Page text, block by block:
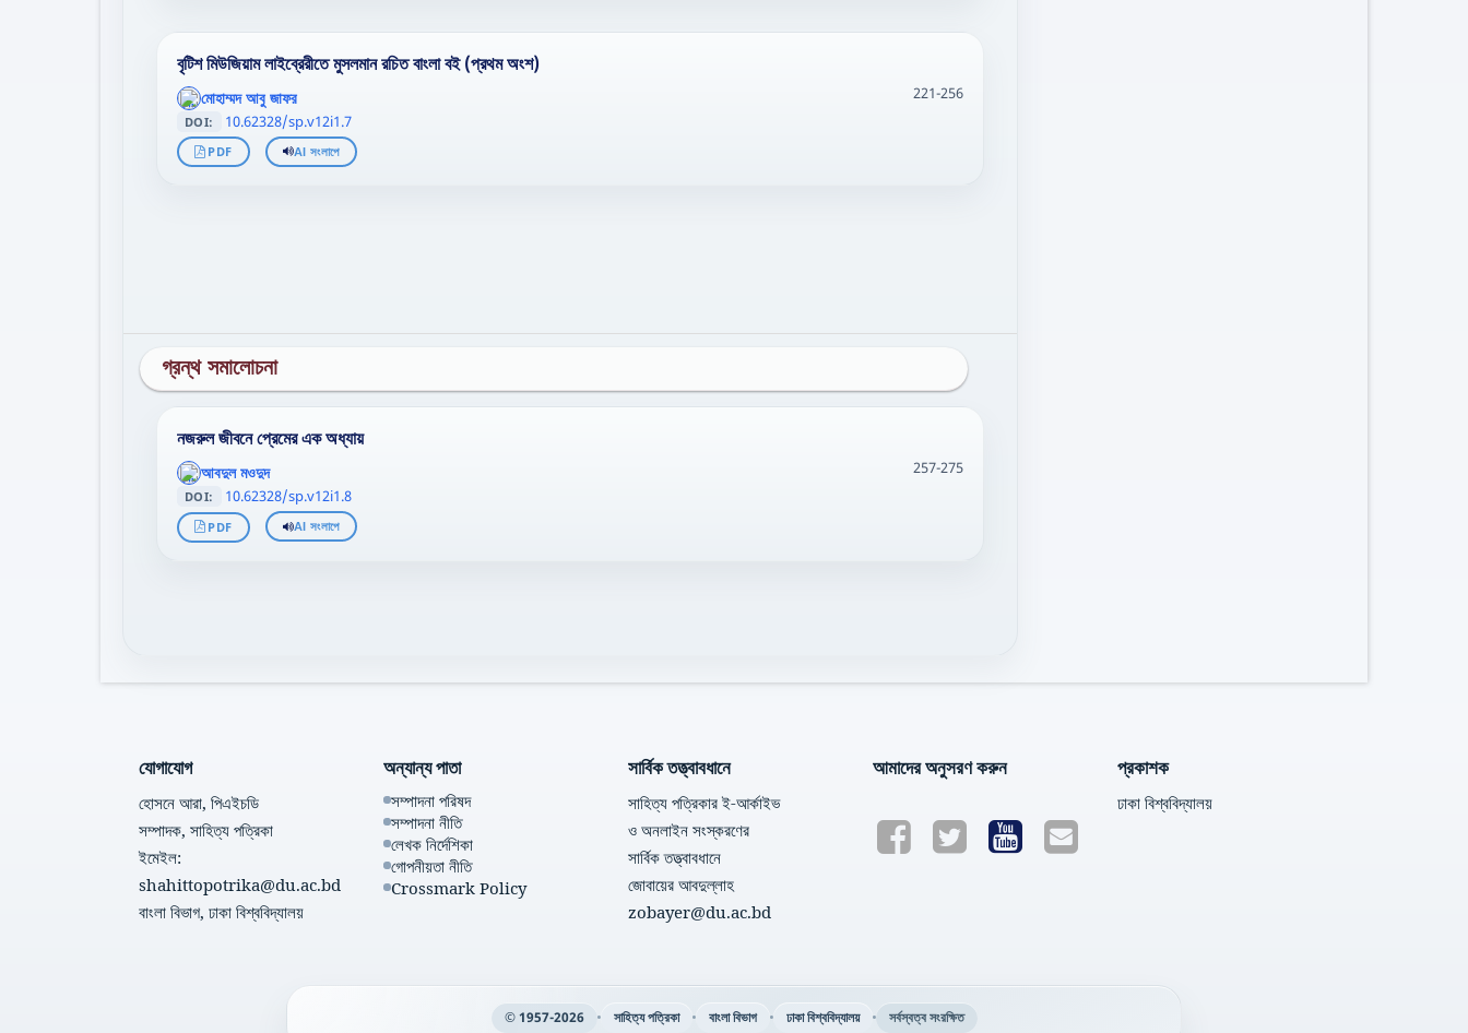
বৃটিশ মিউজিয়াম লাইব্রেরীতে মুসলমান রচিত বাংলা বই (প্রথম অংশ)
';
};">
মোহাম্মদ আবু জাফর 221-256
DOI: 10.62328/sp.v12i1.7
PDF AI সংলাপে
গ্রন্থ সমালোচনা
নজরুল জীবনে প্রেমের এক অধ্যায়
';
};">
আবদুল মওদুদ 257-275
DOI: 10.62328/sp.v12i1.8
PDF AI সংলাপে
যোগাযোগ
হোসনে আরা, পিএইচডি
সম্পাদক, সাহিত্য পত্রিকা
ইমেইল:
shahittopotrika@du.ac.bd
বাংলা বিভাগ, ঢাকা বিশ্ববিদ্যালয়
অন্যান্য পাতা
সম্পাদনা পরিষদ
সম্পাদনা নীতি
লেখক নির্দেশিকা
গোপনীয়তা নীতি
Crossmark Policy
সার্বিক তত্ত্বাবধানে
সাহিত্য পত্রিকার ই-আর্কাইভ
ও অনলাইন সংস্করণের
সার্বিক তত্ত্বাবধানে
জোবায়ের আবদুল্লাহ
zobayer@du.ac.bd
আমাদের অনুসরণ করুন প্রকাশক
ঢাকা বিশ্ববিদ্যালয়
© 1957-2026 • সাহিত্য পত্রিকা • বাংলা বিভাগ • ঢাকা বিশ্ববিদ্যালয় • সর্বস্বত্ব সংরক্ষিত